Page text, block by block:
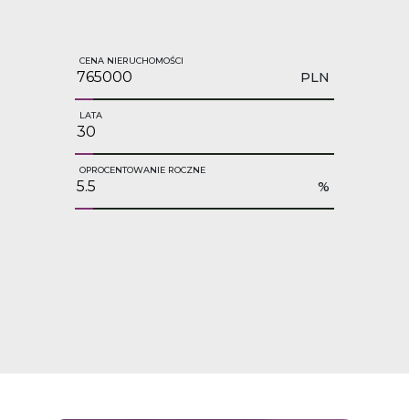
CENA NIERUCHOMOŚCI
PLN
LATA
OPROCENTOWANIE ROCZNE
%